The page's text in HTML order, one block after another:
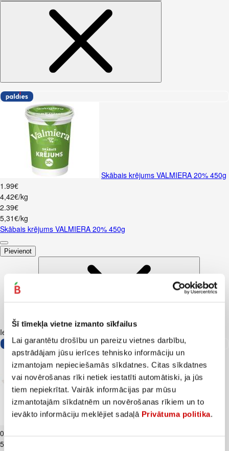
Šī tīmekļa vietne izmanto sīkfailus
Lai garantētu drošību un pareizu vietnes darbību,
apstrādājam jūsu ierīces tehnisko informāciju un
izmantojam nepieciešamās sīkdatnes. Citas sīkdatnes
vai novērošanas rīki netiek iestatīti automātiski, ja jūs
tiem nepiekrītat. Vairāk informācijas par mūsu
izmantotajām sīkdatnēm un novērošanas rīkiem un to
ievākto informāciju meklējiet sadaļā Privātuma politika.
Skābais krējums VALMIERA 20% 450g
1 .99€
4,42€/kg
2.39€
5,31€/kg
Skābais krējums VALMIERA 20% 450g
Pievienot
Iesakām ar
0
5,5€/kg